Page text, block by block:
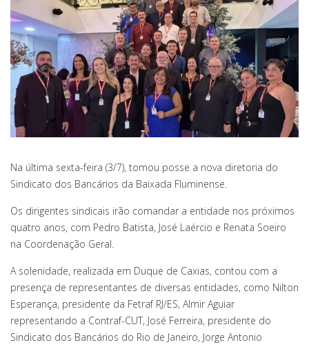
Na última sexta-feira (3/7), tomou posse a nova diretoria do
Sindicato dos Bancários da Baixada Fluminense.
Os dirigentes sindicais irão comandar a entidade nos próximos
quatro anos, com Pedro Batista, José Laércio e Renata Soeiro
na Coordenação Geral.
A solenidade, realizada em Duque de Caxias, contou com a
presença de representantes de diversas entidades, como Nilton
Esperança, presidente da Fetraf RJ/ES, Almir Aguiar
representando a Contraf-CUT, José Ferreira, presidente do
Sindicato dos Bancários do Rio de Janeiro, Jorge Antonio